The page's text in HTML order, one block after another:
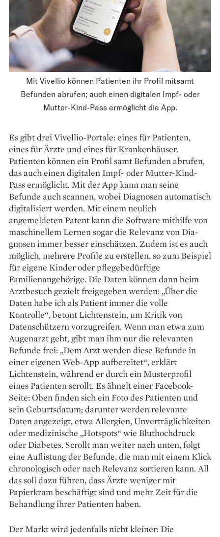
Mit Vivellio können Patienten ihr Profil mitsamt
Befunden abrufen; auch einen digitalen Impf- oder
Mutter-Kind-Pass ermöglicht die App.
Es gibt drei Vivellio-Portale: eines für Patienten,
eines für Ärzte und eines für Krankenhäuser.
Patienten können ein Profil samt Befunden abrufen,
das auch einen digitalen Impf- oder Mutter-Kind-
Pass ermöglicht. Mit der App kann man seine
Befunde auch scannen, wobei Diagnosen automatisch
digitalisiert werden. Mit einem neulich
angemeldeten Patent kann die Software mithilfe von
maschinellem Lernen sogar die Relevanz von Dia­
gnosen immer besser einschätzen. Zudem ist es auch
möglich, mehrere Profile zu erstellen, so zum Beispiel
für eigene Kinder oder pflege­bedürftige
Familienangehörige. Die Daten können dann beim
Arzt­besuch gezielt freigegeben werden: „Über die
Daten habe ich als ­Patient immer die volle
Kontrolle“, betont Lichtenstein, um Kritik von
Datenschützern vorzugreifen. Wenn man etwa zum
Augenarzt geht, gibt man ihm nur die relevanten
Befunde frei: „Dem Arzt werden diese ­Befunde in
einer eigenen Web-App aufbereitet“, erklärt
Lichtenstein, während er durch ein Musterprofil
eines Patienten scrollt. Es ähnelt einer Facebook-
Seite: Oben finden sich ein Foto des Patienten und
sein Geburtsdatum; darunter werden relevante
Daten angezeigt, etwa Allergien, Unverträglichkeiten
oder medizinische „Hotspots“ wie Bluthochdruck
oder Diabetes. Scrollt man weiter nach unten, folgt
eine Auflistung der Befunde, die man mit einem Klick
chronologisch oder nach Relevanz sortieren kann. All
das soll dazu führen, dass Ärzte weniger mit
Papierkram beschäftigt sind und mehr Zeit für die
Behandlung ihrer Patienten haben.
Der Markt wird jedenfalls nicht kleiner: Die